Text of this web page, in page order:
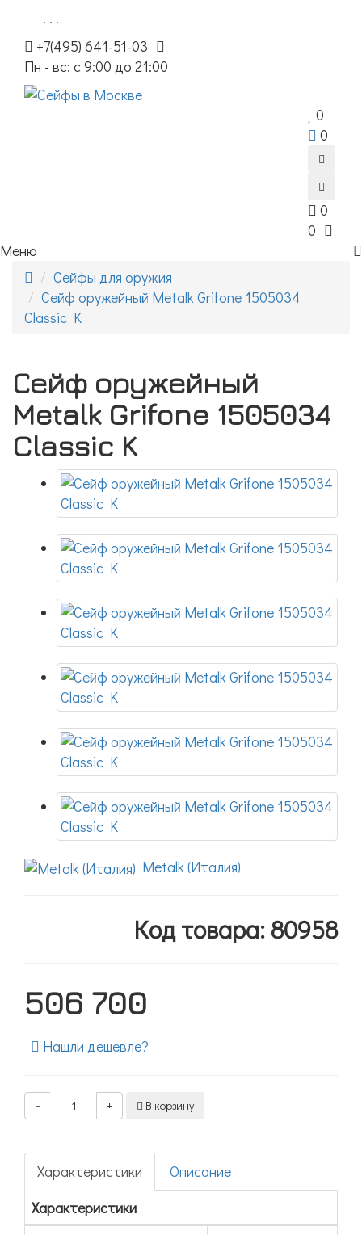
. . .
+7(495) 641-51-03
Пн - вс: с 9:00 до 21:00
0
0
0
0
Меню
Сейфы для оружия
Сейф оружейный Metalk Grifone 1505034
Classic K
Сейф оружейный
Metalk Grifone 1505034
Classic K
Metalk (Италия)
Код товара: 80958
506 700
Нашли дешевле?
− + В корзину
Характеристики
Описание
Характеристики